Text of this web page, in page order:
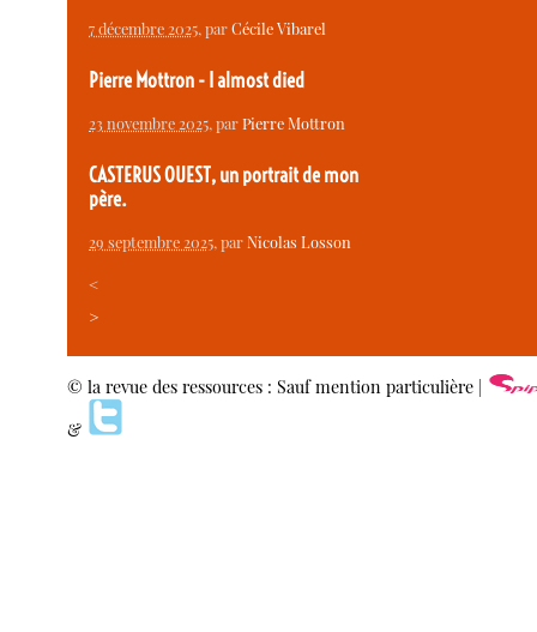
7 décembre 2025, parCécile Vibarel
Pierre Mottron - I almost died
23 novembre 2025, parPierre Mottron
CASTERUS OUEST, un portrait de mon
père.
29 septembre 2025, parNicolas Losson
<
>
© la revue des ressources : Sauf mention particulière |
&